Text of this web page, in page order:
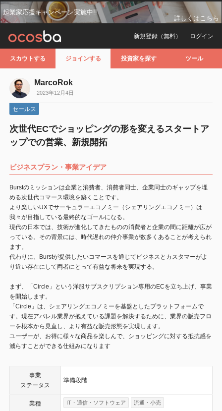
起業家応援キャンペーン実施中!!
詳しくはこちら
ログイン
新規登録（無料）
スカウトする ジョインする 投資家を探す ツール
MarcoRok
2023年12月4日
セールス
次世代ECでショッピングの形を変えるスタートア
ップでの営業、新規開拓
ビジネスプラン・事業アイデア
Burstのミッションは企業と消費者、消費者同士、企業同士のギャップを埋
める次世代コマース環境を築くことです。
より楽しいUXでサーキュラーエコノミー（シェアリングエコノミー）は
我々が目指している最終的なゴールになる。
現代の日本では、技術が進化してきたものの消費者と企業の間に距離が広が
っている。その背景には、時代遅れの仲介事業が数多くあることが考えられ
ます。
代わりに、Burstが提供したいコマースを通じてビジネスとカスタマーがよ
り近い存在にして両者にとって有益な将来を実現する。
まず、「Circle」という洋服サブスクリプション専用のECを立ち上げ、事業
を開始します。
「Circle」は、シェアリングエコノミーを基盤としたプラットフォームで
す。現在アパレル業界が抱えている課題を解決するために、業界の販売フロ
ーを根本から見直し、より有益な販売形態を実現します。
ユーザーが、お得に様々な商品を楽しんで、ショッピングに対する抵抗感を
減らすことができる仕組みになります
事業
ステータス
準備段階
業種 IT・通信・ソフトウェア 流通・小売